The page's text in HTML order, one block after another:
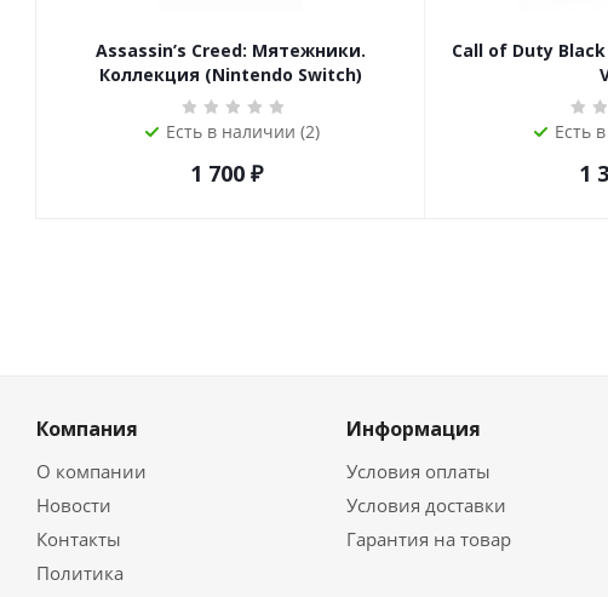
Assassin’s Creed: Мятежники.
Коллекция (Nintendo Switch)
Есть в наличии (2)
1 700 ₽
Call of Duty
Есть
1
Компания
О компании
Новости
Контакты
Политика
Информация
Условия оплаты
Условия доставки
Гарантия на товар